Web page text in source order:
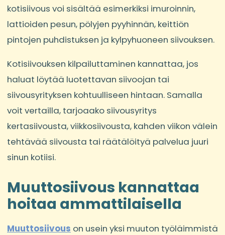
kotisiivous voi sisältää esimerkiksi imuroinnin,
lattioiden pesun, pölyjen pyyhinnän, keittiön
pintojen puhdistuksen ja kylpyhuoneen siivouksen.
Kotisiivouksen kilpailuttaminen kannattaa, jos
haluat löytää luotettavan siivoojan tai
siivousyrityksen kohtuulliseen hintaan. Samalla
voit vertailla, tarjoaako siivousyritys
kertasiivousta, viikkosiivousta, kahden viikon välein
tehtävää siivousta tai räätälöityä palvelua juuri
sinun kotiisi.
Muuttosiivous kannattaa
hoitaa ammattilaisella
Muuttosiivous on usein yksi muuton työläimmistä